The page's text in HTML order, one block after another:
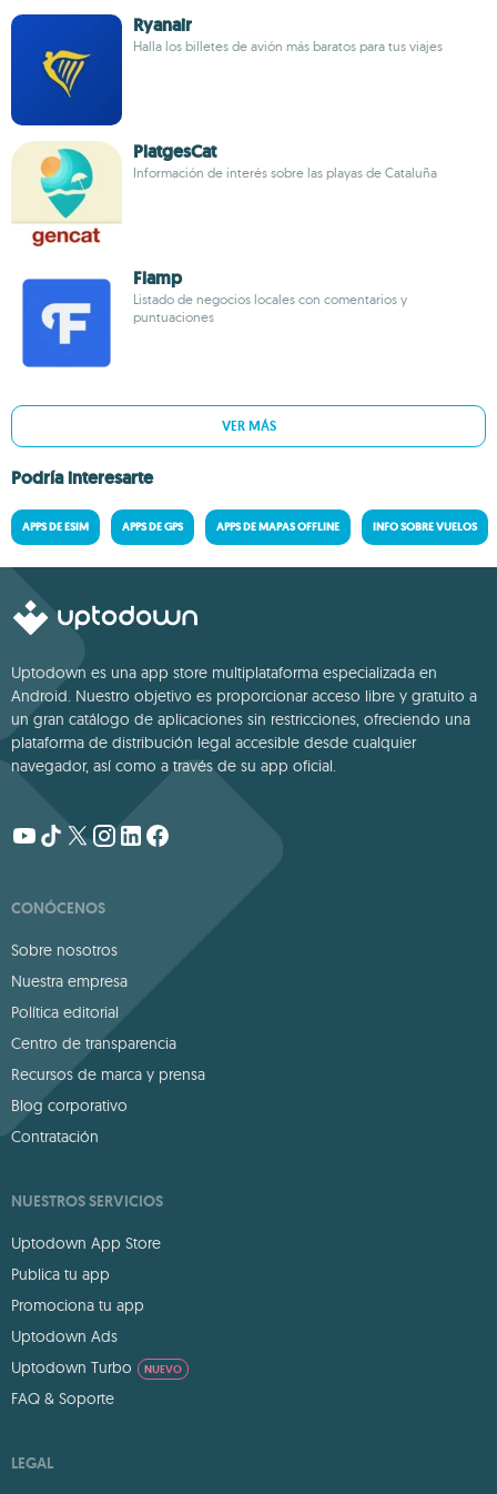
Ryanair
Halla los billetes de avión más baratos para tus viajes
PlatgesCat
Información de interés sobre las playas de Cataluña
Flamp
Listado de negocios locales con comentarios y
puntuaciones
VER MÁS
Podría interesarte
APPS DE ESIM APPS DE GPS APPS DE MAPAS OFFLINE INFO SOBRE VUELOS
Uptodown es una app store multiplataforma especializada en
Android. Nuestro objetivo es proporcionar acceso libre y gratuito a
un gran catálogo de aplicaciones sin restricciones, ofreciendo una
plataforma de distribución legal accesible desde cualquier
navegador, así como a través de su app oficial.
CONÓCENOS
Sobre nosotros
Nuestra empresa
Política editorial
Centro de transparencia
Recursos de marca y prensa
Blog corporativo
Contratación
NUESTROS SERVICIOS
Uptodown App Store
Publica tu app
Promociona tu app
Uptodown Ads
Uptodown Turbo
NUEVO
FAQ & Soporte
LEGAL